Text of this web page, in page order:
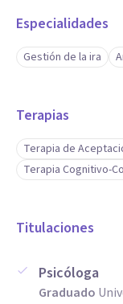
Especialidades
Gestión de la ira
Terapias
Terapia de
Terapia Cognitivo-
Titulaciones
Psicóloga
Graduado